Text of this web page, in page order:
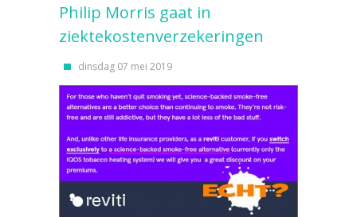
Philip Morris gaat in
ziektekostenverzekeringen
dinsdag 07 mei 2019